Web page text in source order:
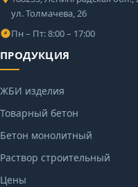
ул. Толмачева, 26
Пн – Пт: 8:00 – 17:00
ПРОДУКЦИЯ
ЖБИ изделия
Товарный бетон
Бетон монолитный
Раствор строительный
Цены